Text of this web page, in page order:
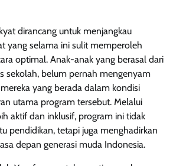
dirancang untuk menjangkau
yang selama ini sulit memperoleh
optimal. Anak-anak yang berasal dari
sekolah, belum pernah mengenyam
yang berada dalam kondisi
utama program tersebut. Melalui
aktif dan inklusif, program ini tidak
pendidikan, tetapi juga menghadirkan
depan generasi muda Indonesia.